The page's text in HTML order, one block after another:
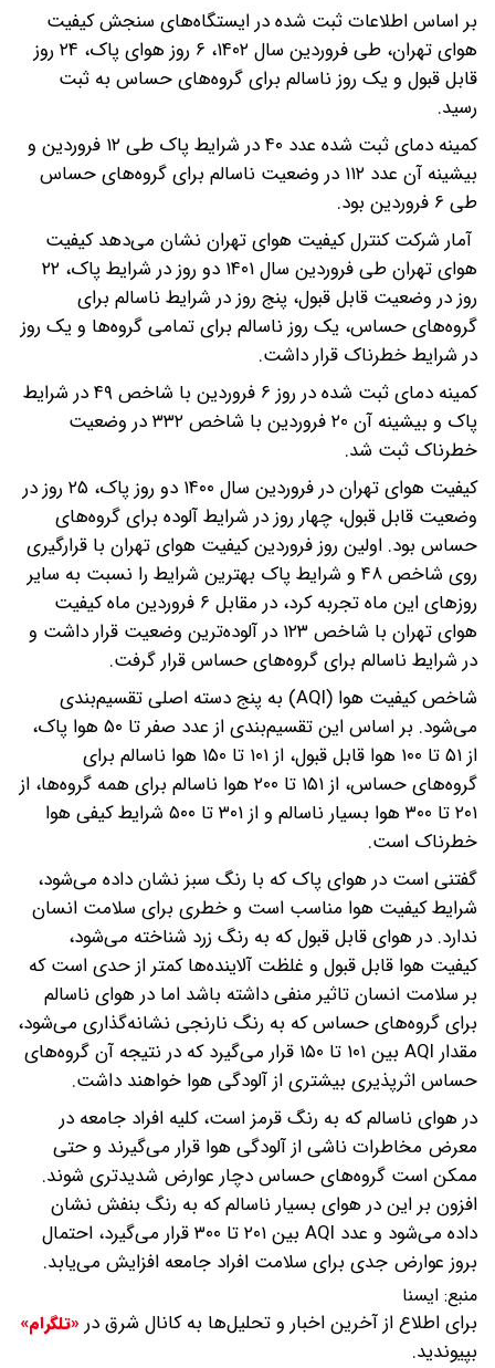
بر اساس اطلاعات ثبت شده در ایستگاه‌های سنجش کیفیت
هوای تهران، طی فروردین سال ۱۴۰۲، ۶ روز هوای پاک، ۲۴ روز
قابل قبول و یک روز ناسالم برای گروه‌های حساس به ثبت
رسید.
کمینه دمای ثبت شده عدد ۴۰ در شرایط پاک طی ۱۲ فروردین و
بیشینه آن عدد ۱۱۲ در وضعیت ناسالم برای گروه‌های حساس
طی ۶ فروردین بود.
آمار شرکت کنترل کیفیت هوای تهران نشان می‌دهد کیفیت
هوای تهران طی فروردین سال ۱۴۰۱ دو روز در شرایط پاک، ۲۲
روز در وضعیت قابل قبول، پنج روز در شرایط ناسالم برای
گروه‌های حساس، یک روز ناسالم برای تمامی گروه‌ها و یک روز
در شرایط خطرناک قرار داشت.
کمینه دمای ثبت شده در روز ۶ فروردین با شاخص ۴۹ در شرایط
پاک و بیشینه آن ۲۰ فروردین با شاخص ۳۳۲ در وضعیت
خطرناک ثبت شد.
کیفیت هوای تهران در فروردین سال ۱۴۰۰ دو روز پاک، ۲۵ روز در
وضعیت قابل قبول، چهار روز در شرایط آلوده برای گروه‌های
حساس بود. اولین روز فروردین کیفیت هوای تهران با قرارگیری
روی شاخص ۴۸ و شرایط پاک بهترین شرایط را نسبت به سایر
روزهای این ماه تجربه کرد، در مقابل ۶ فروردین ماه کیفیت
هوای تهران با شاخص ۱۲۳ در آلوده‌ترین وضعیت قرار داشت و
در شرایط ناسالم برای گروه‌های حساس قرار گرفت.
شاخص کیفیت هوا (AQI) به پنج دسته اصلی تقسیم‌بندی
می‌شود. بر اساس این تقسیم‌بندی از عدد صفر تا ۵۰ هوا پاک،
از ۵۱ تا ۱۰۰ هوا قابل قبول، از ۱۰۱ تا ۱۵۰ هوا ناسالم برای
گروه‌های حساس، از ۱۵۱ تا ۲۰۰ هوا ناسالم برای همه گروه‌ها، از
۲۰۱ تا ۳۰۰ هوا بسیار ناسالم و از ۳۰۱ تا ۵۰۰ شرایط کیفی هوا
خطرناک است.
گفتنی است در هوای پاک که با رنگ سبز نشان داده می‌شود،
شرایط کیفیت هوا مناسب است و خطری برای سلامت انسان
ندارد. در هوای قابل قبول که به رنگ زرد شناخته می‌شود،
کیفیت هوا قابل قبول و غلظت آلاینده‌ها کمتر از حدی است که
بر سلامت انسان تاثیر منفی داشته باشد اما در هوای ناسالم
برای گروه‌های حساس که به رنگ نارنجی نشانه‌گذاری می‌شود،
مقدار AQI بین ۱۰۱ تا ۱۵۰ قرار می‌گیرد که در نتیجه آن گروه‌های
حساس اثرپذیری بیشتری از آلودگی هوا خواهند داشت.
در هوای ناسالم که به رنگ قرمز است، کلیه افراد جامعه در
معرض مخاطرات ناشی از آلودگی هوا قرار می‌گیرند و حتی
ممکن است گروه‌های حساس دچار عوارض شدیدتری شوند.
افزون بر این در هوای بسیار ناسالم که به رنگ بنفش نشان
داده می‌شود و عدد AQI بین ۲۰۱ تا ۳۰۰ قرار می‌گیرد، احتمال
بروز عوارض جدی برای سلامت افراد جامعه افزایش می‌یابد.
منبع: ايسنا
برای اطلاع از آخرین اخبار و تحلیل‌ها به کانال شرق در «تلگرام»
بپیوندید.